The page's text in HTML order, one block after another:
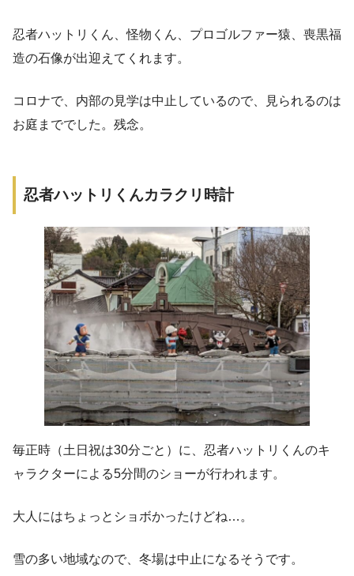
忍者ハットリくん、怪物くん、プロゴルファー猿、喪黒福
造の石像が出迎えてくれます。
コロナで、内部の見学は中止しているので、見られるのは
お庭まででした。残念。
忍者ハットリくんカラクリ時計
毎正時（土日祝は30分ごと）に、忍者ハットリくんのキ
ャラクターによる5分間のショーが行われます。
大人にはちょっとショボかったけどね…。
雪の多い地域なので、冬場は中止になるそうです。